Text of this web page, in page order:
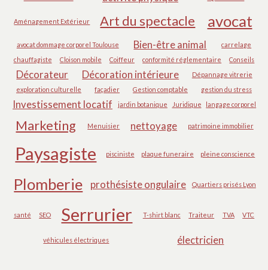
Aménagement Extérieur Art du spectacle avocat
avocat dommage corporel Toulouse Bien-être animal
carrelage
chauffagiste
Cloison mobile Coiffeur conformité réglementaire Conseils
Décorateur Décoration intérieure
Dépannage vitrerie
exploration culturelle
façadier Gestion comptable gestion du stress
Investissement locatif jardin botanique Juridique langage corporel
Marketing Menuisier nettoyage patrimoine immobilier
Paysagiste pisciniste plaque funeraire pleine conscience
Plomberie prothésiste ongulaire Quartiers prisés Lyon
santé SEO Serrurier T-shirt blanc Traiteur TVA VTC
véhicules électriques électricien